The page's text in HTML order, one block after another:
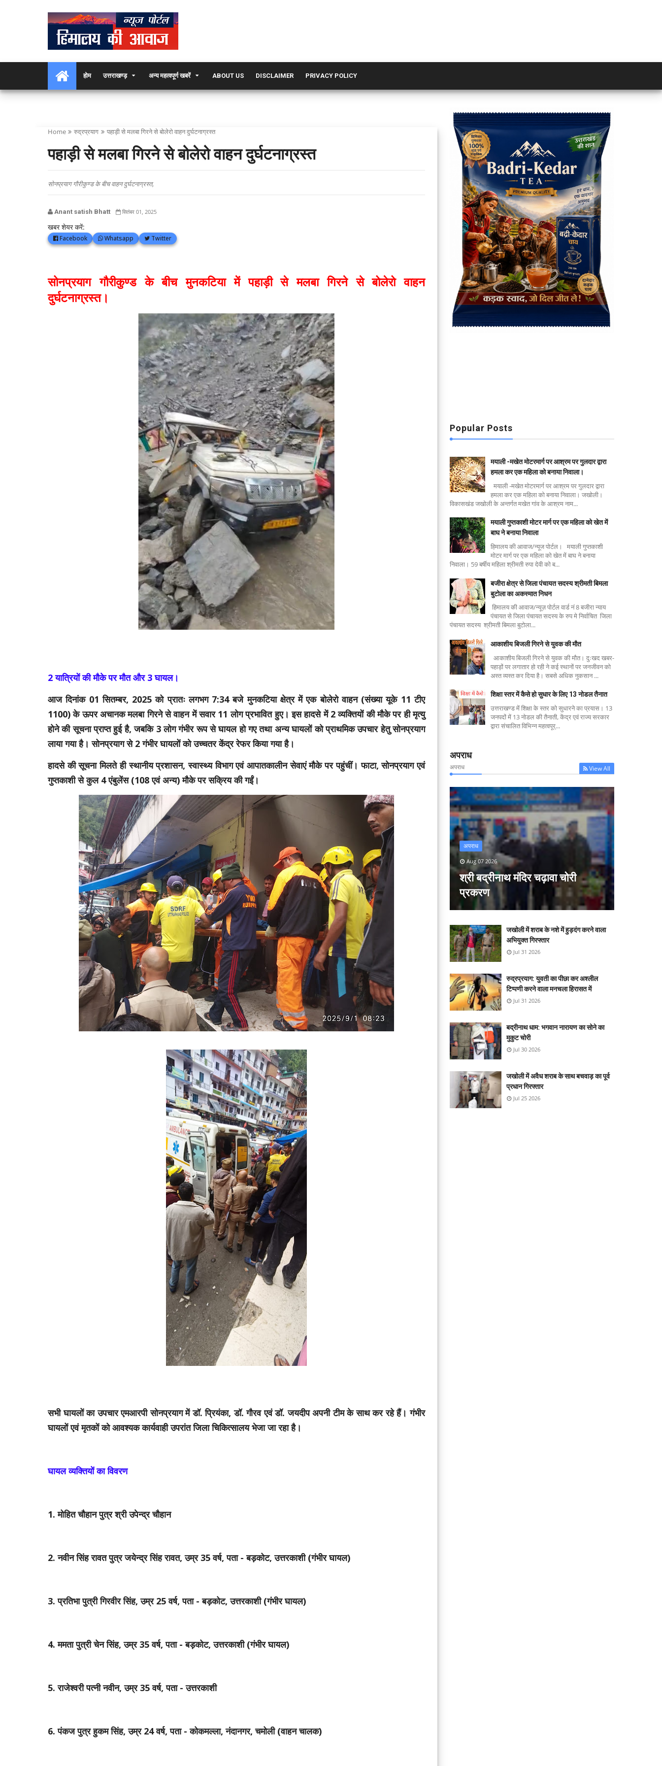
होम उत्तराखण्ड़ अन्य महत्वपूर्ण खबरें ABOUT US DISCLAIMER PRIVACY POLICY
Home रुद्रप्रयाग पहाड़ी से मलबा गिरने से बोलेरो वाहन दुर्घटनाग्रस्त
पहाड़ी से मलबा गिरने से बोलेरो वाहन दुर्घटनाग्रस्त
सोनप्रयाग गौरीकुण्ड के बीच वाहन दुर्घटनाग्रस्त,
Anant satish Bhatt सितंबर 01, 2025
खबर शेयर करें:
Facebook Whatsapp Twitter
सोनप्रयाग गौरीकुण्ड के बीच मुनकटिया में पहाड़ी से मलबा गिरने से बोलेरो वाहन
दुर्घटनाग्रस्त।
2 यात्रियों की मौके पर मौत और 3 घायल।
आज दिनांक 01 सितम्बर, 2025 को प्रातः लगभग 7:34 बजे मुनकटिया क्षेत्र में एक बोलेरो वाहन (संख्या यूके 11 टीए
1100) के ऊपर अचानक मलबा गिरने से वाहन में सवार 11 लोग प्रभावित हुए। इस हादसे में 2 व्यक्तियों की मौके पर ही मृत्यु
होने की सूचना प्राप्त हुई है, जबकि 3 लोग गंभीर रूप से घायल हो गए तथा अन्य घायलों को प्राथमिक उपचार हेतु सोनप्रयाग
लाया गया है। सोनप्रयाग से 2 गंभीर घायलों को उच्चतर केंद्र रेफर किया गया है।
हादसे की सूचना मिलते ही स्थानीय प्रशासन, स्वास्थ्य विभाग एवं आपातकालीन सेवाएं मौके पर पहुंचीं। फाटा, सोनप्रयाग एवं
गुप्तकाशी से कुल 4 एंबुलेंस (108 एवं अन्य) मौके पर सक्रिय की गईं।
सभी घायलों का उपचार एमआरपी सोनप्रयाग में डॉ. प्रियंका, डॉ. गौरव एवं डॉ. जयदीप अपनी टीम के साथ कर रहे हैं। गंभीर
घायलों एवं मृतकों को आवश्यक कार्यवाही उपरांत जिला चिकित्सालय भेजा जा रहा है।
घायल व्यक्तियों का विवरण
1. मोहित चौहान पुत्र श्री उपेन्द्र चौहान
2. नवीन सिंह रावत पुत्र जयेन्द्र सिंह रावत, उम्र 35 वर्ष, पता - बड़कोट, उत्तरकाशी (गंभीर घायल)
3. प्रतिभा पुत्री गिरवीर सिंह, उम्र 25 वर्ष, पता - बड़कोट, उत्तरकाशी (गंभीर घायल)
4. ममता पुत्री चेन सिंह, उम्र 35 वर्ष, पता - बड़कोट, उत्तरकाशी (गंभीर घायल)
5. राजेश्वरी पत्नी नवीन, उम्र 35 वर्ष, पता - उत्तरकाशी
6. पंकज पुत्र हुकम सिंह, उम्र 24 वर्ष, पता - कोकमल्ला, नंदानगर, चमोली (वाहन चालक)
Popular Posts
मयाली -मखेत मोटरमार्ग पर आश्रम पर गुलदार द्वारा
हमला कर एक महिला को बनाया निवाला।
मयाली -मखेत मोटरमार्ग पर आश्रम पर गुलदार द्वारा
हमला कर एक महिला को बनाया निवाला। जखोली।
विकासखंड जखोली के अन्तर्गत मखेत गांव के आश्रम नाम...
मयाली गुप्तकाशी मोटर मार्ग पर एक महिला को खेत में
बाघ ने बनाया निवाला
हिमालय की आवाज/न्यूज पोर्टल। मयाली गुप्तकाशी
मोटर मार्ग पर एक महिला को खेत में बाघ ने बनाया
निवाला। 59 बर्षीय महिला श्रीमती रुपा देवी को ब...
बजीरा क्षेत्र से जिला पंचायत सदस्य श्रीमती बिमला
बुटोला का अकस्मात निधन
हिमालय की आवाज/न्यूज़ पोर्टल वार्ड नं 8 बजीरा न्याय
पंचायत से जिला पंचायत सदस्य के रुप मे निर्वाचित जिला
पंचायत सदस्य श्रीमती बिमला बुटोला...
आकाशीय बिजली गिरने से युवक की मौत
आकाशीय बिजली गिरने से युवक की मौत। दुःखद खबर-
पहाड़ों पर लगातार हो रही ने कई स्थानों पर जनजीवन को
अस्त व्यस्त कर दिया है। सबसे अधिक नुकसान ...
शिक्षा स्तर में कैसे हो सुधार के लिए 13 नोडल तैनात
उत्तराखण्ड में शिक्षा के स्तर को सुधारने का प्रयास। 13
जनपदों में 13 नोडल की तैनाती, केंद्र एवं राज्य सरकार
द्वारा संचालित विभिन्न महत्वपूर्...
अपराध
अपराध View All
अपराध
Aug 07 2026
श्री बद्रीनाथ मंदिर चढ़ावा चोरी
प्रकरण
जखोली में शराब के नशे में हुड़दंग करने वाला
अभियुक्त गिरफ्तार
Jul 31 2026
रुद्रप्रयाग: युवती का पीछा कर अश्लील
टिप्पणी करने वाला मनचला हिरासत में
Jul 31 2026
बद्रीनाथ धाम: भगवान नारायण का सोने का
मुकुट चोरी
Jul 30 2026
जखोली में अवैध शराब के साथ बचवाड़ का पूर्व
प्रधान गिरफ्तार
Jul 25 2026